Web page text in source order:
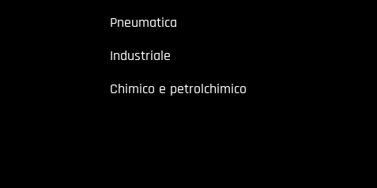
Pneumatica
Industriale
Chimico e petrolchimico